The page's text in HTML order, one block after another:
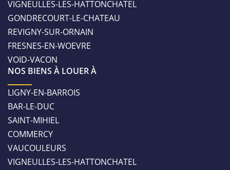
VIGNEULLES-LES-HATTONCHATEL
GONDRECOURT-LE-CHATEAU
REVIGNY-SUR-ORNAIN
FRESNES-EN-WOEVRE
VOID-VACON
NOS BIENS À LOUER À
LIGNY-EN-BARROIS
BAR-LE-DUC
SAINT-MIHIEL
COMMERCY
VAUCOULEURS
VIGNEULLES-LES-HATTONCHATEL